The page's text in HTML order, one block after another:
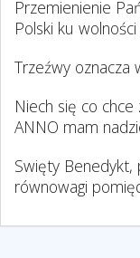
Przemienienie
Polski ku wolności
Trzeźwy oznacza
Niech się co
ANNO mam
Swięty Benedykt,
równowagi